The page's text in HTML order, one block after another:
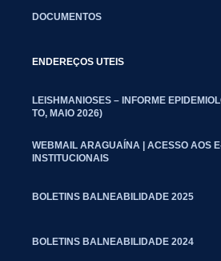
DOCUMENTOS
ENDEREÇOS UTEIS
LEISHMANIOSES – INFORME
TO, MAIO 2026)
WEBMAIL ARAGUAÍNA | ACESSO AOS
INSTITUCIONAIS
BOLETINS BALNEABILIDADE 2025
BOLETINS BALNEABILIDADE 2024